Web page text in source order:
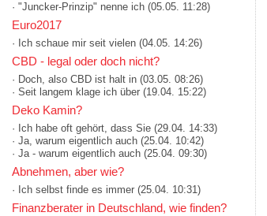
· "Juncker-Prinzip" nenne ich (05.05. 11:28)
Euro2017
· Ich schaue mir seit vielen (04.05. 14:26)
CBD - legal oder doch nicht?
· Doch, also CBD ist halt in (03.05. 08:26)
· Seit langem klage ich über (19.04. 15:22)
Deko Kamin?
· Ich habe oft gehört, dass Sie (29.04. 14:33)
· Ja, warum eigentlich auch (25.04. 10:42)
· Ja - warum eigentlich auch (25.04. 09:30)
Abnehmen, aber wie?
· Ich selbst finde es immer (25.04. 10:31)
Finanzberater in Deutschland, wie finden?